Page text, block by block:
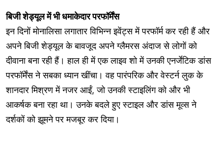
बिजी शेड्यूल में भी धमाकेदार परफॉर्मेंस
इन दिनों मोनालिसा लगातार विभिन्न इवेंट्स में परफॉर्म कर रही हैं और
अपने बिजी शेड्यूल के बावजूद अपने ग्लैमरस अंदाज से लोगों को
दीवाना बना रही हैं। हाल ही में एक लाइव शो में उनकी एनर्जेटिक डांस
परफॉर्मेंस ने सबका ध्यान खींचा। वह पारंपरिक और वेस्टर्न लुक के
शानदार मिश्रण में नजर आईं, जो उनकी स्टाइलिंग को और भी
आकर्षक बना रहा था। उनके बदले हुए स्टाइल और डांस मूव्स ने
दर्शकों को झूमने पर मजबूर कर दिया।